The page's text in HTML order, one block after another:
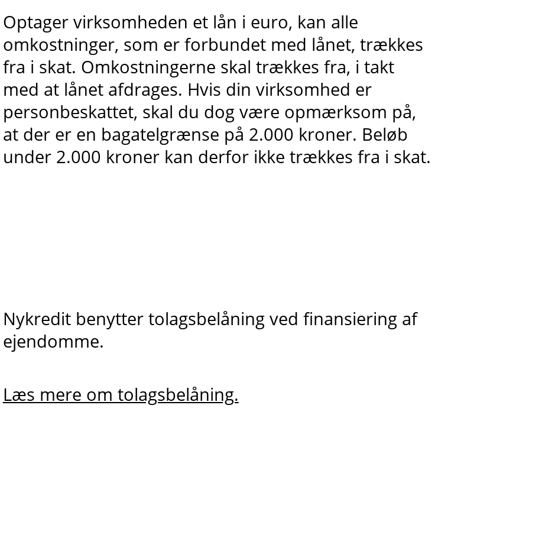
Optager virksomheden et lån i euro, kan alle
omkostninger, som er forbundet med lånet, trækkes
fra i skat. Omkostningerne skal trækkes fra, i takt
med at lånet afdrages. Hvis din virksomhed er
personbeskattet, skal du dog være opmærksom på,
at der er en bagatelgrænse på 2.000 kroner. Beløb
under 2.000 kroner kan derfor ikke trækkes fra i skat.
Nykredit benytter tolagsbelåning ved finansiering af
ejendomme.
Læs mere om tolagsbelåning.